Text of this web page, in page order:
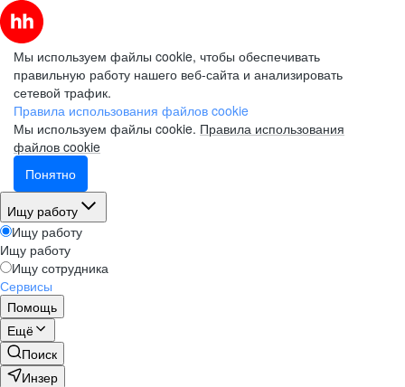
Мы используем файлы cookie, чтобы обеспечивать
правильную работу нашего веб-сайта и анализировать
сетевой трафик.
Правила использования файлов cookie
Мы используем файлы cookie. Правила использования
файлов cookie
Понятно
Ищу работу
Ищу работу
Ищу работу
Ищу сотрудника
Сервисы
Помощь
Ещё
Поиск
Инзер